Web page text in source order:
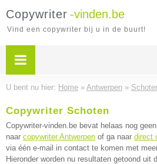
Copywriter -vinden.be
Vind een copywriter bij u in de buurt!
U bent nu hier: Home » Antwerpen »
Copywriter Schoten
Copywriter-vinden.be bevat helaas nog geen
naar copywriter Antwerpen of ga naar direct
via één e-mail in contact te komen met
Hieronder worden nu resultaten getoond uit